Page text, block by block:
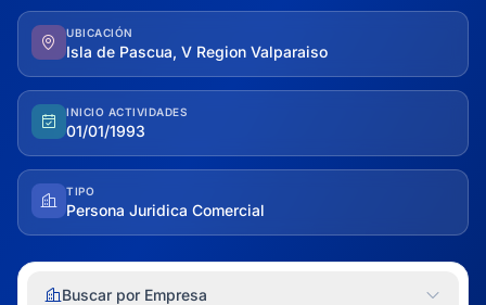
UBICACIÓN
Isla de Pascua, V Region Valparaiso
INICIO ACTIVIDADES
01/01/1993
TIPO
Persona Juridica Comercial
Buscar por Empresa